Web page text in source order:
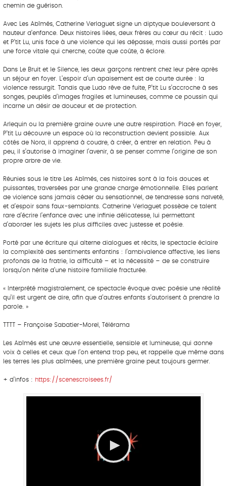
chemin de guérison.
Avec Les Abîmés, Catherine Verlaguet signe un diptyque bouleversant à
hauteur d’enfance. Deux histoires liées, deux frères au cœur du récit : Ludo
et P’tit Lu, unis face à une violence qui les dépasse, mais aussi portés par
une force vitale qui cherche, coûte que coûte, à éclore.
Dans Le Bruit et le Silence, les deux garçons rentrent chez leur père après
un séjour en foyer. L’espoir d’un apaisement est de courte durée : la
violence ressurgit. Tandis que Ludo rêve de fuite, P’tit Lu s’accroche à ses
songes, peuplés d’images fragiles et lumineuses, comme ce poussin qui
incarne un désir de douceur et de protection.
Arlequin ou la première graine ouvre une autre respiration. Placé en foyer,
P’tit Lu découvre un espace où la reconstruction devient possible. Aux
côtés de Nora, il apprend à coudre, à créer, à entrer en relation. Peu à
peu, il s’autorise à imaginer l’avenir, à se penser comme l’origine de son
propre arbre de vie.
Réunies sous le titre Les Abîmés, ces histoires sont à la fois douces et
puissantes, traversées par une grande charge émotionnelle. Elles parlent
de violence sans jamais céder au sensationnel, de tendresse sans naïveté,
et d’espoir sans faux-semblants. Catherine Verlaguet possède ce talent
rare d’écrire l’enfance avec une infinie délicatesse, lui permettant
d’aborder les sujets les plus difficiles avec justesse et poésie.
Porté par une écriture qui alterne dialogues et récits, le spectacle éclaire
la complexité des sentiments enfantins : l’ambivalence affective, les liens
profonds de la fratrie, la difficulté – et la nécessité – de se construire
lorsqu’on hérite d’une histoire familiale fracturée.
« Interprété magistralement, ce spectacle évoque avec poésie une réalité
qu’il est urgent de dire, afin que d’autres enfants s’autorisent à prendre la
parole. »
TTTT – Françoise Sabatier-Morel, Télérama
Les Abîmés est une œuvre essentielle, sensible et lumineuse, qui donne
voix à celles et ceux que l’on entend trop peu, et rappelle que même dans
les terres les plus abîmées, une première graine peut toujours germer.
+ d’infos : https://scenescroisees.fr/